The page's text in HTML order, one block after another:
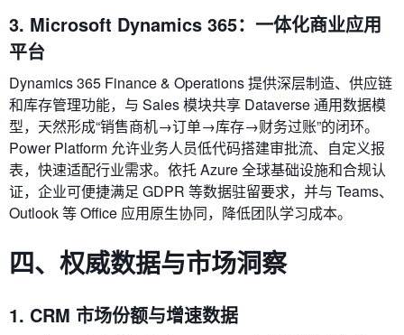
3. Microsoft Dynamics 365：一体化商业应用
平台
Dynamics 365 Finance & Operations 提供深层制造、供应链
和库存管理功能，与 Sales 模块共享 Dataverse 通用数据模
型，天然形成“销售商机→订单→库存→财务过账”的闭环。
Power Platform 允许业务人员低代码搭建审批流、自定义报
表，快速适配行业需求。依托 Azure 全球基础设施和合规认
证，企业可便捷满足 GDPR 等数据驻留要求，并与 Teams、
Outlook 等 Office 应用原生协同，降低团队学习成本。
四、权威数据与市场洞察
1. CRM 市场份额与增速数据